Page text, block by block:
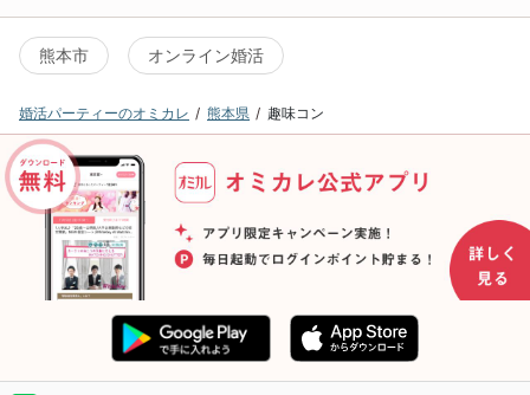
熊本市 オンライン婚活
婚活パーティーのオミカレ 熊本県 趣味コン